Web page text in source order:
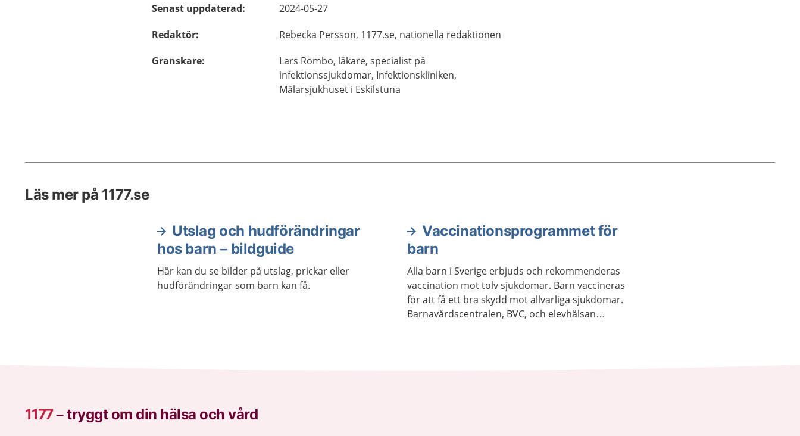
Senast uppdaterad:
2024-05-27
Redaktör: Rebecka Persson, 1177.se, nationella redaktionen
Granskare: Lars Rombo, läkare, specialist på
infektionssjukdomar, Infektionskliniken,
Mälarsjukhuset i Eskilstuna
Läs mer på 1177.se
Utslag och hudförändringar
hos barn – bildguide
Här kan du se bilder på utslag, prickar eller
hudförändringar som barn kan få.
Vaccinationsprogrammet för
barn
Alla barn i Sverige erbjuds och rekommenderas
vaccination mot tolv sjukdomar. Barn vaccineras
för att få ett bra skydd mot allvarliga sjukdomar.
Barnavårdscentralen, BVC, och elevhälsan
1177–tryggt om din hälsa och vård